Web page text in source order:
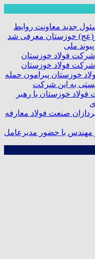
جدید معاونت روابط
خوزستان معرفی شد
ملی
خوزستان پیرامون حمله
به این شرکت
خوزستان با رهبر
صنعت فولاد معارفه
مهندس با حضور مدیرعامل